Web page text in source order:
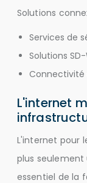
Solutions
Services de
Solutions SD-
Connectivité
L'internet
L'internet pour
plus
essentiel de la